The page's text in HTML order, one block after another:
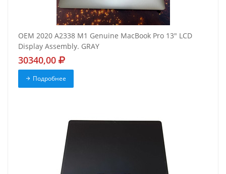
OEM 2020 A2338 M1 Genuine MacBook Pro 13" LCD
Display Assembly. GRAY
30340,00
Подробнее